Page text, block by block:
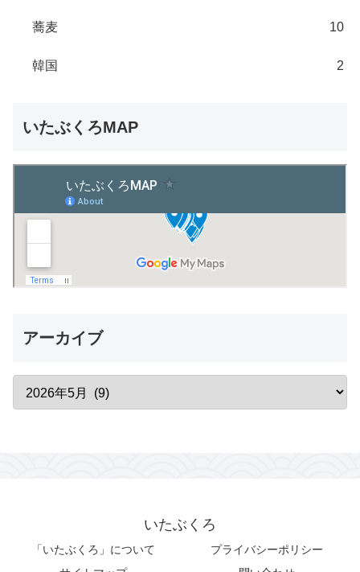
蕎麦 10
韓国 2
いたぶくろMAP
アーカイブ
いたぶくろ
「いたぶくろ」について
プライバシーポリシー